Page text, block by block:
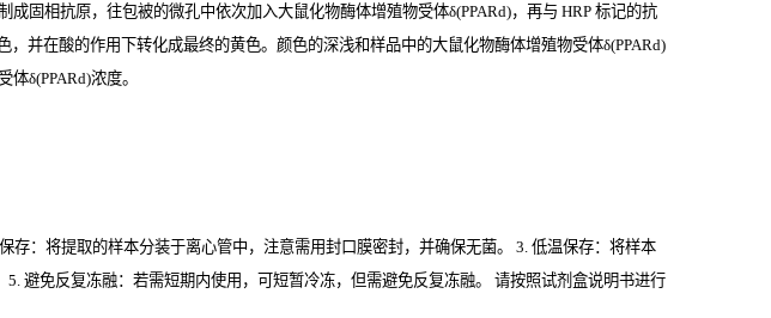
成固相抗原，往包被的微孔中依次加入大鼠化物酶体增殖物受体δ(PPARd)，再与 HRP 标记的抗
，并在酸的作用下转化成最终的黄色。颜色的深浅和样品中的大鼠化物酶体增殖物受体δ(PPARd)
体δ(PPARd)浓度。
：将提取的样本分装于离心管中，注意需用封口膜密封，并确保无菌。 3. 低温保存：将样本
避免反复冻融：若需短期内使用，可短暂冷冻，但需避免反复冻融。 请按照试剂盒说明书进行